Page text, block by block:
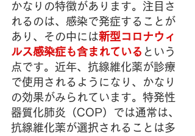
かなりの特徴があります。注目さ
れるのは、感染で発症することが
あり、その中には新型コロナウィ
ルス感染症も含まれている という
点です。近年、抗線維化薬が診療
で使用されるようになり、かなり
の効果がみられています。特発性
器質化肺炎（COP）では通常は、
抗線維化薬が選択されることは多